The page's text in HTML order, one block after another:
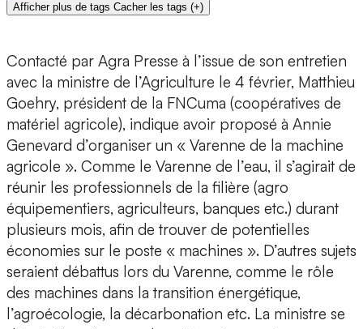
Afficher plus de tags Cacher les tags (+)
Contacté par Agra Presse à l’issue de son entretien
avec la ministre de l’Agriculture le 4 février, Matthieu
Goehry, président de la FNCuma (coopératives de
matériel agricole), indique avoir proposé à Annie
Genevard d’organiser un « Varenne de la machine
agricole ». Comme le Varenne de l’eau, il s’agirait de
réunir les professionnels de la filière (agro
équipementiers, agriculteurs, banques etc.) durant
plusieurs mois, afin de trouver de potentielles
économies sur le poste « machines ». D’autres sujets
seraient débattus lors du Varenne, comme le rôle
des machines dans la transition énergétique,
l’agroécologie, la décarbonation etc. La ministre se